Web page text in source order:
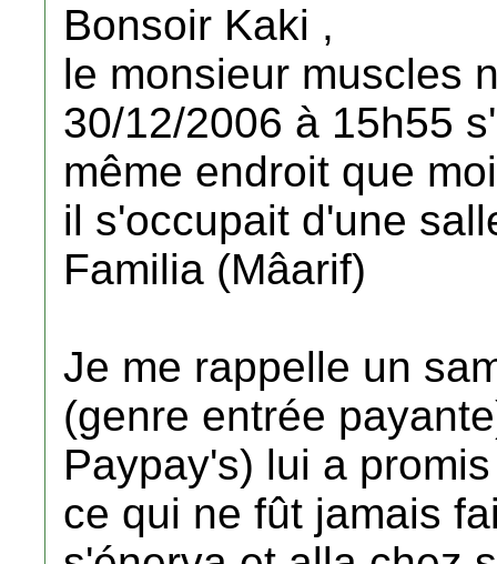
Bonsoir Kaki ,
le monsieur muscles
30/12/2006 à 15h55
même endroit que
il s'occupait d'une
Familia (Mâarif)
Je me rappelle un
(genre entrée
Paypay's) lui a
ce qui ne fût jamais